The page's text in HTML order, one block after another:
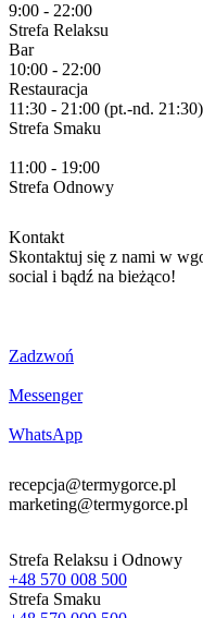
9:00 - 22:00
Strefa Relaksu
Bar
10:00 - 22:00
Restauracja
11:30 - 21:00 (pt.-nd. 21:30)
Strefa Smaku
11:00 - 19:00
Strefa Odnowy
Kontakt
Skontaktuj się z nami w
social i bądź na bieżąco!
Zadzwoń
Messenger
WhatsApp
recepcja@termygorce.pl
marketing@termygorce.pl
Strefa Relaksu i Odnowy
+48 570 008 500
Strefa Smaku